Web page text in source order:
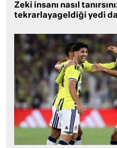
Zeki insanı nasıl
tekrarlayageldiği yedi